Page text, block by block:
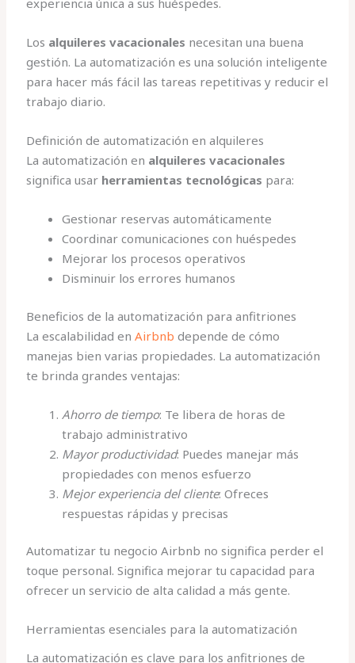
experiencia única a sus huéspedes.
Los alquileres vacacionales necesitan una buena
gestión. La automatización es una solución inteligente
para hacer más fácil las tareas repetitivas y reducir el
trabajo diario.
Definición de automatización en alquileres
La automatización en alquileres vacacionales
significa usar herramientas tecnológicas para:
Gestionar reservas automáticamente
Coordinar comunicaciones con huéspedes
Mejorar los procesos operativos
Disminuir los errores humanos
Beneficios de la automatización para anfitriones
La escalabilidad enAirbnb depende de cómo
manejas bien varias propiedades. La automatización
te brinda grandes ventajas:
Ahorro de tiempo: Te libera de horas de
trabajo administrativo
Mayor productividad: Puedes manejar más
propiedades con menos esfuerzo
Mejor experiencia del cliente: Ofreces
respuestas rápidas y precisas
Automatizar tu negocio Airbnb no significa perder el
toque personal. Significa mejorar tu capacidad para
ofrecer un servicio de alta calidad a más gente.
Herramientas esenciales para la automatización
La automatización es clave para los anfitriones de